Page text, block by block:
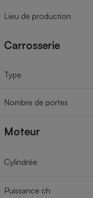
Lieu de production
Carrosserie
Type
Nombre de portes
Moteur
Cylindrée
Puissance ch